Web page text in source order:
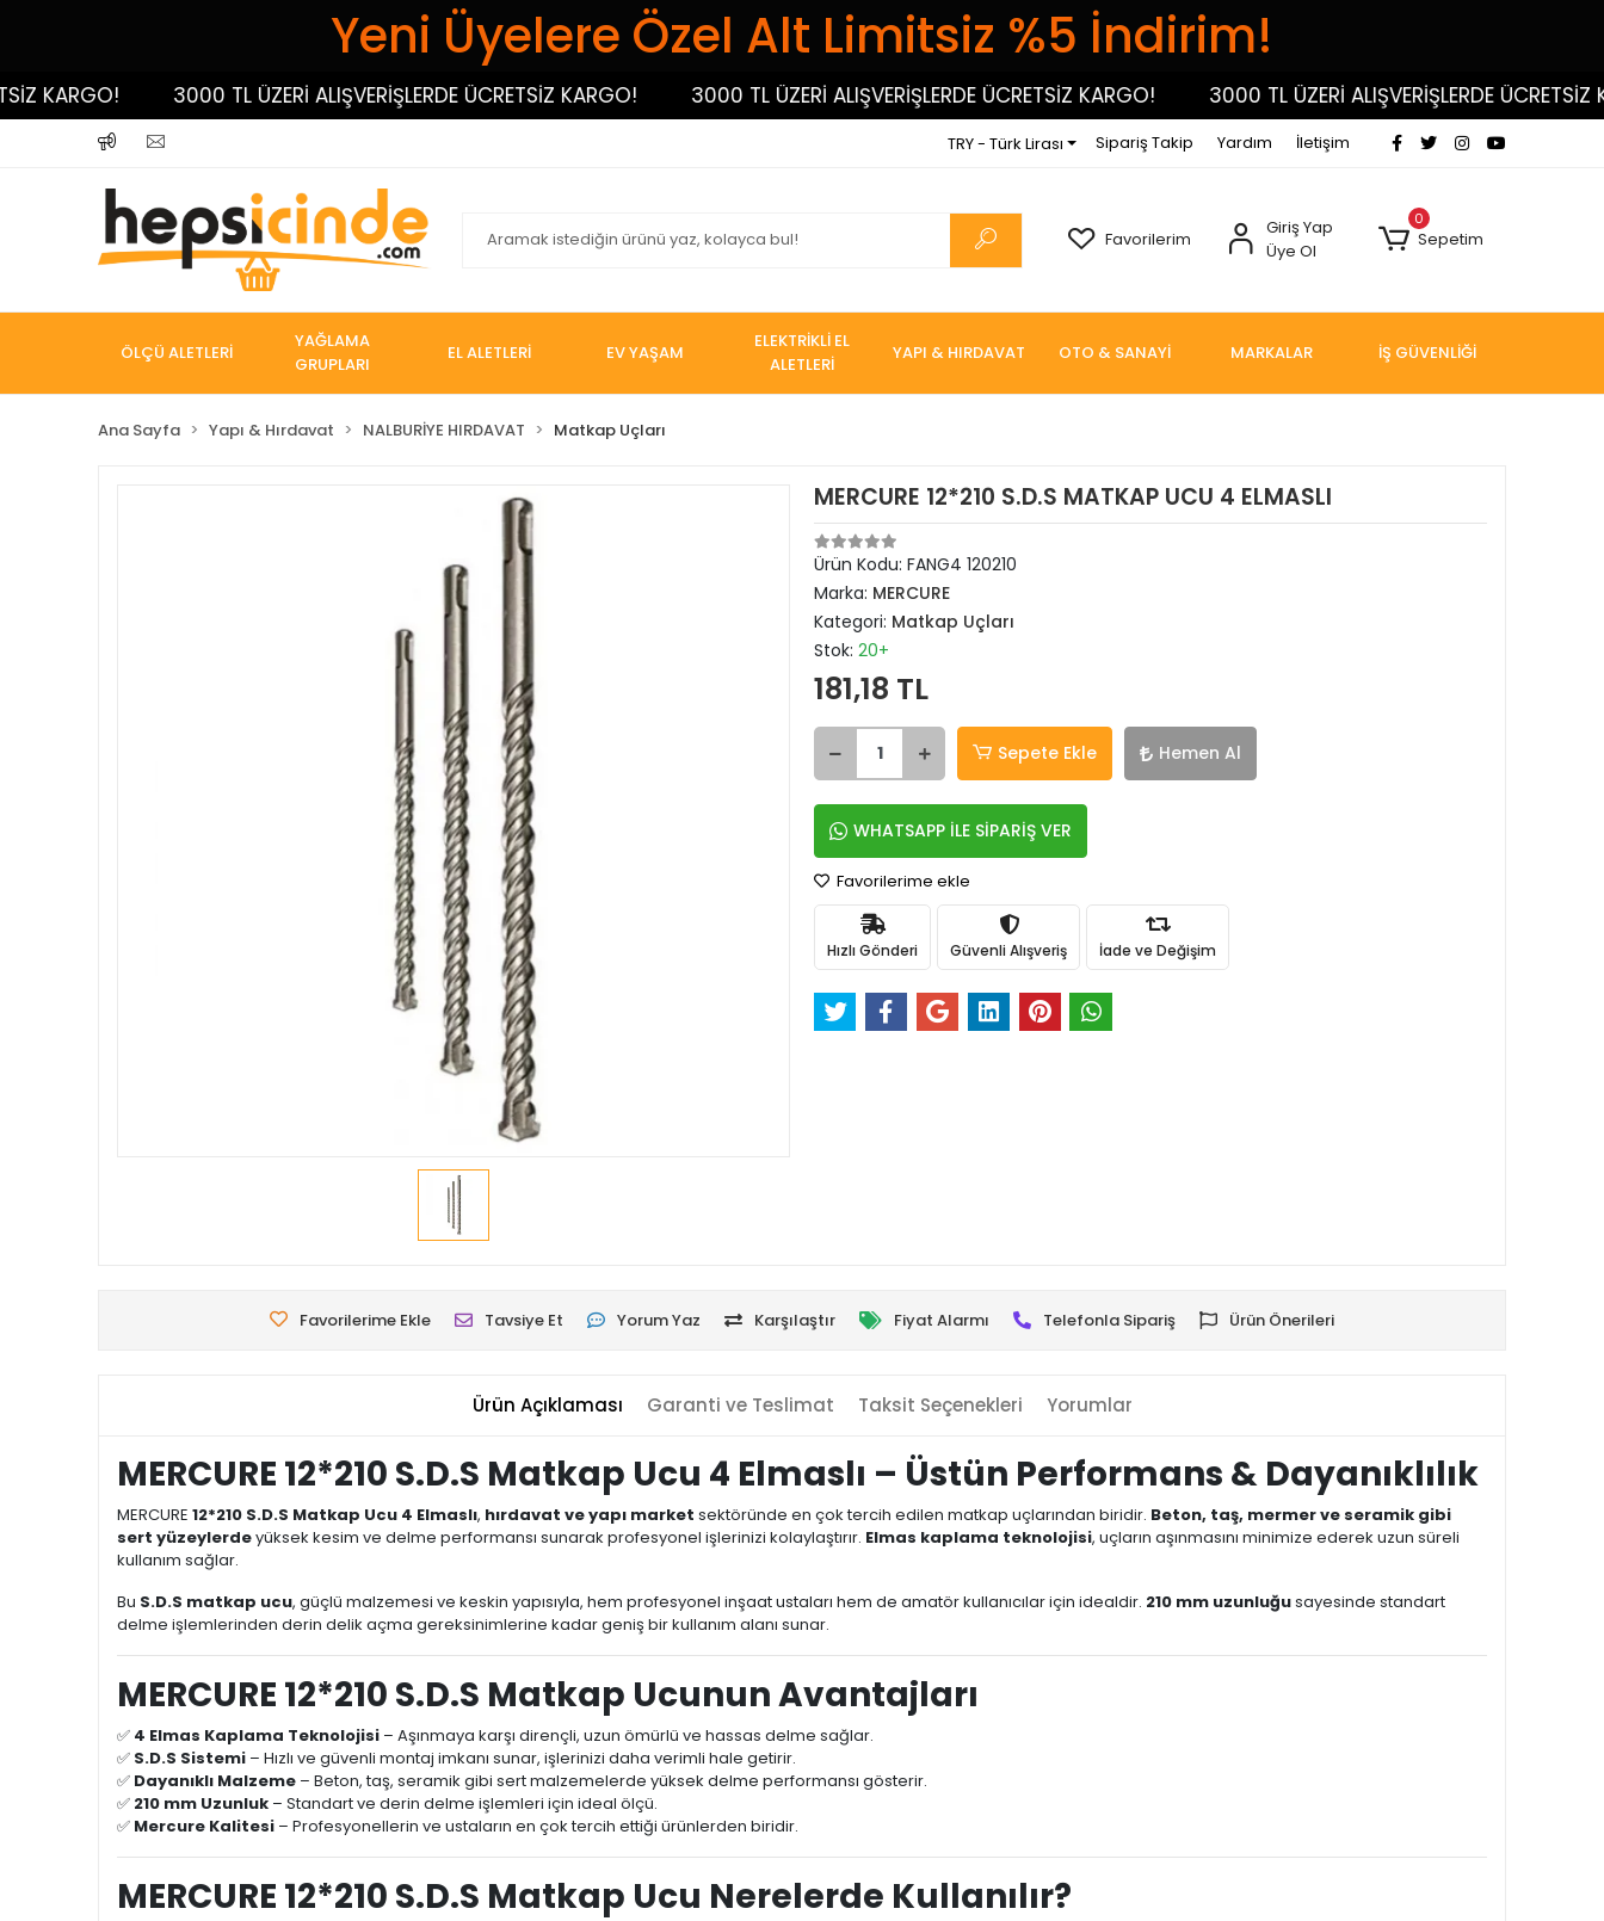
Yeni Üyelere Özel Alt Limitsiz %5 İndirim!
3000 TL ÜZERİ ALIŞVERİŞLERDE ÜCRETSİZ KARGO! 3000 TL ÜZERİ ALIŞVERİŞLERDE ÜCRETSİZ KARGO! 3000 TL ÜZERİ ALIŞVERİŞLERDE ÜCRETSİZ
TRY - Türk Lirası Sipariş Takip Yardım İletişim
Favorilerim
Giriş Yap
Üye Ol
0
Sepetim
ÖLÇÜ ALETLERİ
YAĞLAMA
GRUPLARI
EL ALETLERİ EV YAŞAM
ELEKTRİKLİ EL
ALETLERİ
YAPI & HIRDAVAT OTO & SANAYİ MARKALAR İŞ GÜVENLİĞİ
Ana Sayfa Yapı & Hırdavat NALBURİYE HIRDAVAT Matkap Uçları
MERCURE 12*210 S.D.S MATKAP UCU 4 ELMASLI
Ürün Kodu: FANG4 120210
Marka: MERCURE
Kategori: Matkap Uçları
Stok: 20+
181,18 TL
Sepete Ekle Hemen Al
WHATSAPP İLE SİPARİŞ VER
Favorilerime ekle
Hızlı Gönderi Güvenli Alışveriş İade ve Değişim
Favorilerime Ekle Tavsiye Et Yorum Yaz Karşılaştır Fiyat Alarmı Telefonla Sipariş Ürün Önerileri
Ürün Açıklaması Garanti ve Teslimat Taksit Seçenekleri Yorumlar
MERCURE 12*210 S.D.S Matkap Ucu 4 Elmaslı – Üstün Performans & Dayanıklılık
MERCURE 12*210 S.D.S Matkap Ucu 4 Elmaslı, hırdavat ve yapı market sektöründe en çok tercih edilen matkap uçlarından biridir. Beton, taş, mermer ve seramik gibi
sert yüzeylerdeyüksek kesim ve delme performansı sunarak profesyonel işlerinizi kolaylaştırır. Elmas kaplama teknolojisi, uçların aşınmasını minimize ederek uzun süreli
kullanım sağlar.
Bu S.D.S matkap ucu, güçlü malzemesi ve keskin yapısıyla, hem profesyonel inşaat ustaları hem de amatör kullanıcılar için idealdir. 210 mm uzunluğusayesinde standart
delme işlemlerinden derin delik açma gereksinimlerine kadar geniş bir kullanım alanı sunar.
MERCURE 12*210 S.D.S Matkap Ucunun Avantajları
✅ 4 Elmas Kaplama Teknolojisi – Aşınmaya karşı dirençli, uzun ömürlü ve hassas delme sağlar.
✅ S.D.S Sistemi – Hızlı ve güvenli montaj imkanı sunar, işlerinizi daha verimli hale getirir.
✅ Dayanıklı Malzeme – Beton, taş, seramik gibi sert malzemelerde yüksek delme performansı gösterir.
✅ 210 mm Uzunluk – Standart ve derin delme işlemleri için ideal ölçü.
✅ Mercure Kalitesi – Profesyonellerin ve ustaların en çok tercih ettiği ürünlerden biridir.
MERCURE 12*210 S.D.S Matkap Ucu Nerelerde Kullanılır?